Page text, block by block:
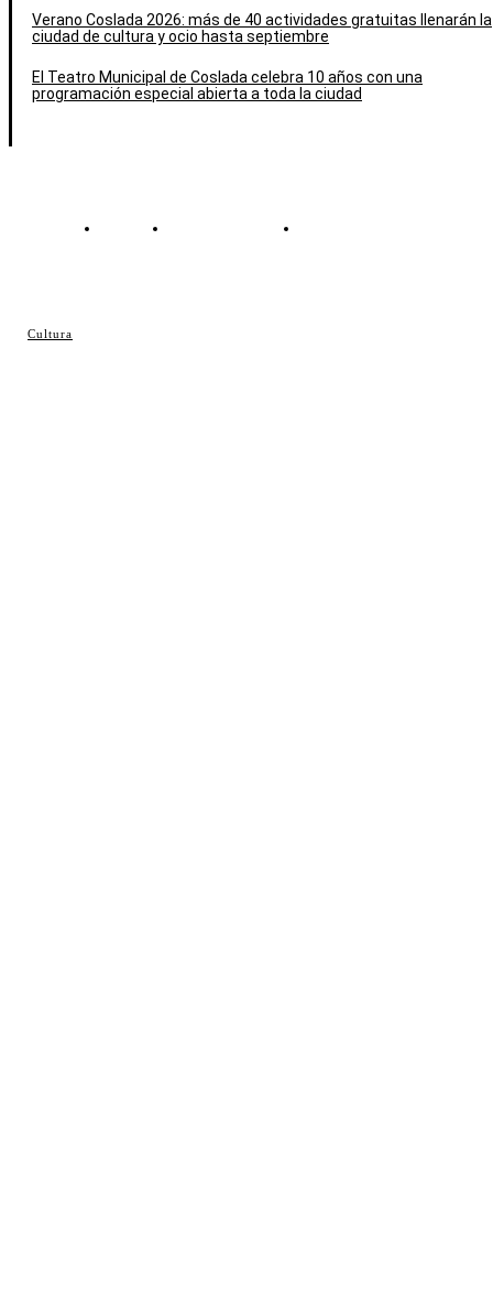
Cultura
Verano Coslada 2026: más de 40 actividades gratuitas llenarán la
ciudad de cultura y ocio hasta septiembre
El Teatro Municipal de Coslada celebra 10 años con una
programación especial abierta a toda la ciudad
Contacto Política de cookies